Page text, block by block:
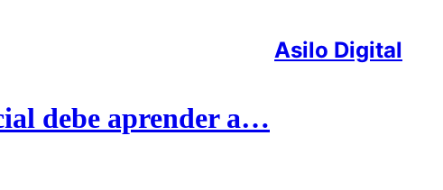
Asilo Digital
debe aprender a…